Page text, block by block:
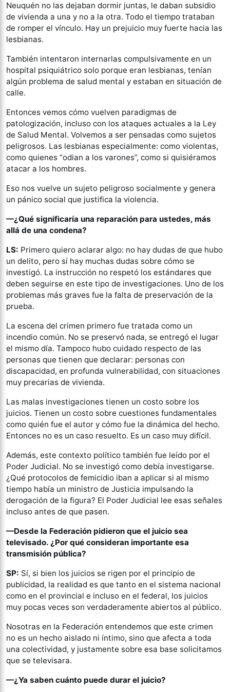
Neuquén no las dejaban dormir juntas, le daban subsidio
de vivienda a una y no a la otra. Todo el tiempo trataban
de romper el vínculo. Hay un prejuicio muy fuerte hacia las
lesbianas.
También intentaron internarlas compulsivamente en un
hospital psiquiátrico solo porque eran lesbianas, tenían
algún problema de salud mental y estaban en situación de
calle.
Entonces vemos cómo vuelven paradigmas de
patologización, incluso con los ataques actuales a la Ley
de Salud Mental. Volvemos a ser pensadas como sujetos
peligrosos. Las lesbianas especialmente: como violentas,
como quienes “odian a los varones”, como si quisiéramos
atacar a los hombres.
Eso nos vuelve un sujeto peligroso socialmente y genera
un pánico social que justifica la violencia.
—¿Qué significaría una reparación para ustedes, más
allá de una condena?
LS: Primero quiero aclarar algo: no hay dudas de que hubo
un delito, pero sí hay muchas dudas sobre cómo se
investigó. La instrucción no respetó los estándares que
deben seguirse en este tipo de investigaciones. Uno de los
problemas más graves fue la falta de preservación de la
prueba.
La escena del crimen primero fue tratada como un
incendio común. No se preservó nada, se entregó el lugar
el mismo día. Tampoco hubo cuidado respecto de las
personas que tienen que declarar: personas con
discapacidad, en profunda vulnerabilidad, con situaciones
muy precarias de vivienda.
Las malas investigaciones tienen un costo sobre los
juicios. Tienen un costo sobre cuestiones fundamentales
como quién fue el autor y cómo fue la dinámica del hecho.
Entonces no es un caso resuelto. Es un caso muy difícil.
Además, este contexto político también fue leído por el
Poder Judicial. No se investigó como debía investigarse.
¿Qué protocolos de femicidio iban a aplicar si al mismo
tiempo había un ministro de Justicia impulsando la
derogación de la figura? El Poder Judicial lee esas señales
incluso antes de que pasen.
—Desde la Federación pidieron que el juicio sea
televisado. ¿Por qué consideran importante esa
transmisión pública?
SP: Sí, si bien los juicios se rigen por el principio de
publicidad, la realidad es que tanto en el sistema nacional
como en el provincial e incluso en el federal, los juicios
muy pocas veces son verdaderamente abiertos al público.
Nosotras en la Federación entendemos que este crimen
no es un hecho aislado ni íntimo, sino que afecta a toda
una colectividad, y justamente sobre esa base solicitamos
que se televisara.
—¿Ya saben cuánto puede durar el juicio?